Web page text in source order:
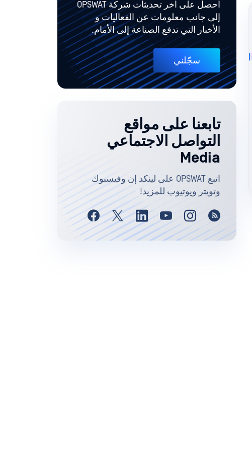
احصل على آخر تحديثات شركة OPSWAT
إلى جانب معلومات عن الفعاليات و
الأخبار التي تدفع الصناعة إلى الأمام.
سجّلني
تابعنا على مواقع
التواصل الاجتماعي
Media
اتبع OPSWAT على لينكد إن وفيسبوك
وتويتر ويوتيوب للمزيد!